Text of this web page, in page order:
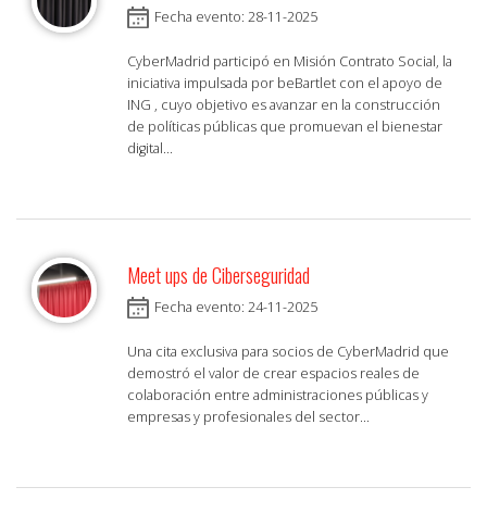
Fecha evento: 28-11-2025
CyberMadrid participó en Misión Contrato Social, la
iniciativa impulsada por beBartlet con el apoyo de
ING , cuyo objetivo es avanzar en la construcción
de políticas públicas que promuevan el bienestar
digital...
Meet ups de Ciberseguridad
Fecha evento: 24-11-2025
Una cita exclusiva para socios de CyberMadrid que
demostró el valor de crear espacios reales de
colaboración entre administraciones públicas y
empresas y profesionales del sector...